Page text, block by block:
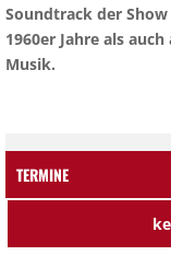
Soundtrack der
1960er Jahre als
Musik.
TERMINE